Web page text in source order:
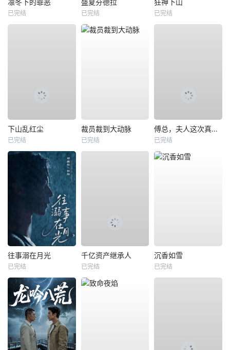
凛冬下的罪恶
已完结
盛夏芬德拉
已完结
狂神下山
已完结
下山乱红尘
已完结
裁员裁到大动脉
已完结
傅总，夫人这次真的死了
已完结
往事溺在月光
已完结
千亿资产继承人
已完结
沉香如雪
已完结